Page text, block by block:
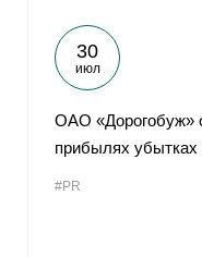
30
июл
ОАО «Дорогобуж»
прибылях убытках
#PR